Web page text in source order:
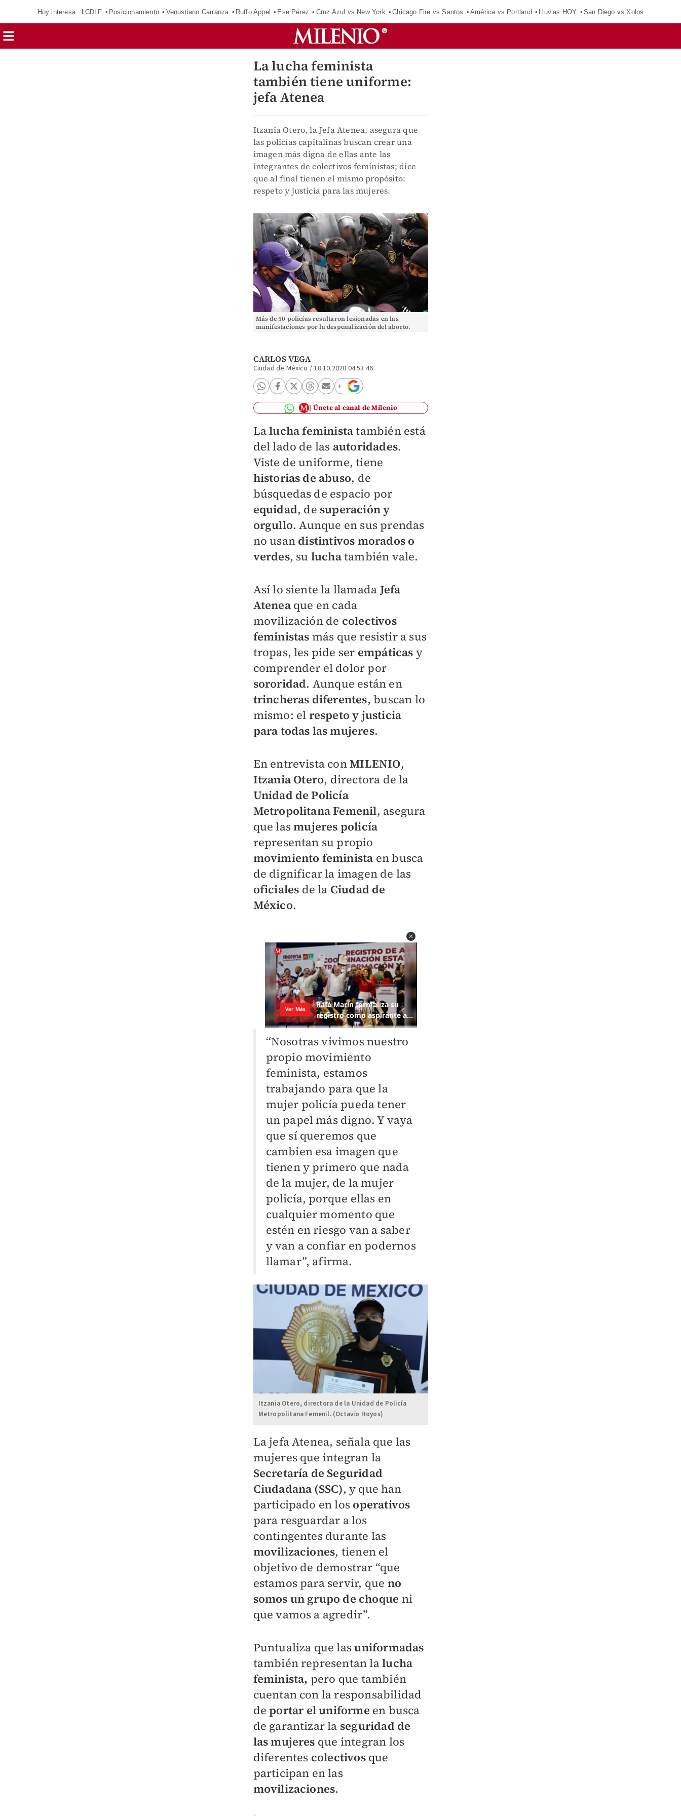
Hoy interesa: LCDLF Posicionamiento Venustiano Carranza Ruffo Appel Ese Pérez Cruz Azul vs New York Chicago Fire vs Santos América vs Portland Lluvias HOY San Diego vs Xolos
La lucha feminista
también tiene uniforme:
jefa Atenea
Itzania Otero, la Jefa Atenea, asegura que
las policías capitalinas buscan crear una
imagen más digna de ellas ante las
integrantes de colectivos feministas; dice
que al final tienen el mismo propósito:
respeto y justicia para las mujeres.
Más de 50 policías resultaron lesionadas en las
manifestaciones por la despenalización del aborto.
CARLOS VEGA
Ciudad de México /18.10.2020 04:53:46
Únete al canal de Milenio
Lalucha feministatambién está
del lado de las autoridades.
Viste de uniforme, tiene
historias de abuso, de
búsquedas de espacio por
equidad, de superación y
orgullo. Aunque en sus prendas
no usan distintivos morados o
verdes, su luchatambién vale.
Así lo siente la llamada Jefa
Ateneaque en cada
movilización de colectivos
feministas más que resistir a sus
tropas, les pide ser empáticas y
comprender el dolor por
sororidad. Aunque están en
trincheras diferentes, buscan lo
mismo: el respeto y justicia
para todas las mujeres.
En entrevista conMILENIO,
Itzania Otero, directora de la
Unidad de Policía
Metropolitana Femenil, asegura
que lasmujeres policía
representan su propio
movimiento feminista en busca
de dignificar la imagen de las
oficiales de la Ciudad de
México.
“Nosotras vivimos nuestro
propio movimiento
feminista, estamos
trabajando para que la
mujer policía pueda tener
un papel más digno. Y vaya
que sí queremos que
cambien esa imagen que
tienen y primero que nada
de la mujer, de la mujer
policía, porque ellas en
cualquier momento que
estén en riesgo van a saber
y van a confiar en podernos
llamar”, afirma.
Itzania Otero, directora de la Unidad de Policía
Metropolitana Femenil. (Octavio Hoyos)
La jefa Atenea, señala que las
mujeres que integran la
Secretaría de Seguridad
Ciudadana (SSC), y que han
participado en los operativos
para resguardar a los
contingentes durante las
movilizaciones, tienen el
objetivo de demostrar “que
estamos para servir, que no
somos un grupo de choque ni
que vamos a agredir”.
Puntualiza que lasuniformadas
también representan lalucha
feminista, pero que también
cuentan con la responsabilidad
deportar el uniforme en busca
de garantizar la seguridad de
las mujeres que integran los
diferentes colectivosque
participan en las
movilizaciones.